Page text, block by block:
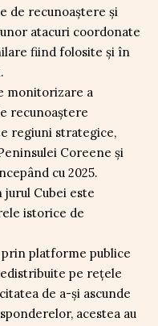
de recunoaștere și
atacuri coordonate
fiind folosite și în
monitorizare a
recunoaștere
regiuni strategice,
Coreene și
cu 2025.
Cubei este
istorice de
platforme publice
pe rețele
de a-și ascunde
acestea au